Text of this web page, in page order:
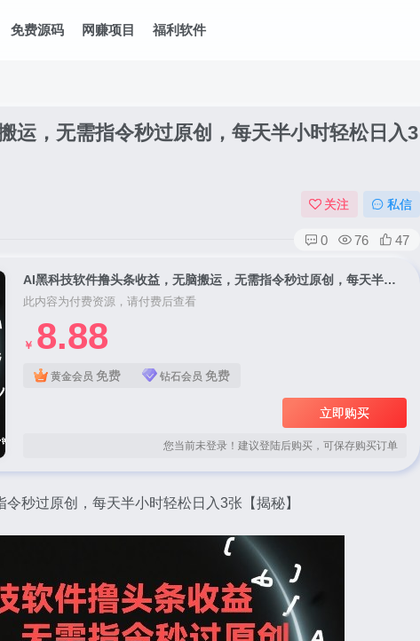
免费源码 网赚项目 福利软件
运，无需指令秒过原创，每天半小时轻松日入3
关注 私信
0 76 47
AI黑科技软件撸头条收益，无脑搬运，无需指令秒过原创，每天半小时轻松日入3张【揭秘】
此内容为付费资源，请付费后查看
￥ 8.88
黄金会员 免费 钻石会员 免费
立即购买
您当前未登录！建议登陆后购买，可保存购买订单
秒过原创，每天半小时轻松日入3张【揭秘】